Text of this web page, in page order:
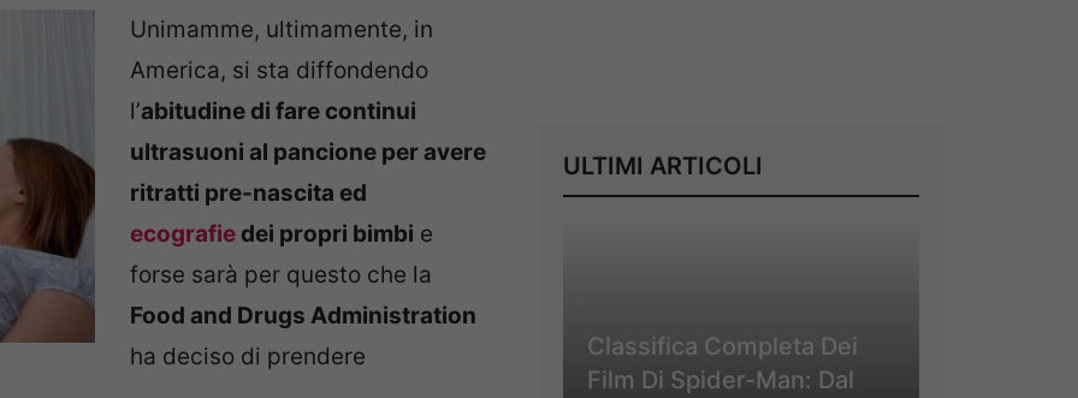
Unimamme, ultimamente, in
America, si sta diffondendo
l’abitudine di fare continui
ultrasuoni al pancione per avere
ritratti pre-nascita ed
ecografiedei propri bimbi e
forse sarà per questo che la
Food and Drugs Administration
ha deciso di prendere
ULTIMI ARTICOLI
Classifica Completa Dei
Film Di Spider-Man: Dal